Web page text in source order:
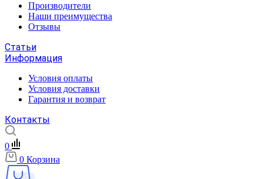
Производители
Наши преимущества
Отзывы
Статьи
Информация
Условия оплаты
Условия доставки
Гарантия и возврат
Контакты
0
0 Корзина